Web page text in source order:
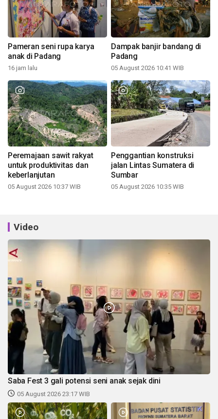
Pameran seni rupa karya
anak di Padang
16 jam lalu
Dampak banjir bandang di
Padang
05 August 2026 10:41 WIB
Peremajaan sawit rakyat
untuk produktivitas dan
keberlanjutan
05 August 2026 10:37 WIB
Penggantian konstruksi
jalan Lintas Sumatera di
Sumbar
05 August 2026 10:35 WIB
Video
Saba Fest 3 gali potensi seni anak sejak dini
05 August 2026 23:17 WIB